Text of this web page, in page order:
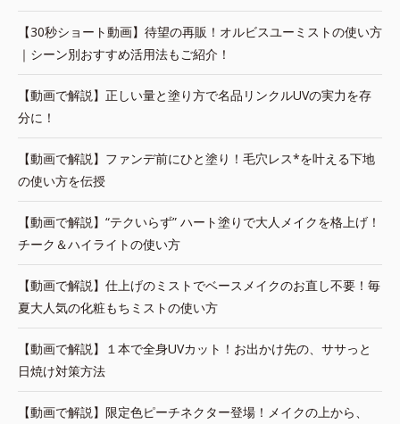
【30秒ショート動画】待望の再販！オルビスユーミストの使い方
｜シーン別おすすめ活用法もご紹介！
【動画で解説】正しい量と塗り方で名品リンクルUVの実力を存
分に！
【動画で解説】ファンデ前にひと塗り！毛穴レス*を叶える下地
の使い方を伝授
【動画で解説】“テクいらず” ハート塗りで大人メイクを格上げ！
チーク＆ハイライトの使い方
【動画で解説】仕上げのミストでベースメイクのお直し不要！毎
夏大人気の化粧もちミストの使い方
【動画で解説】１本で全身UVカット！お出かけ先の、ササっと
日焼け対策方法
【動画で解説】限定色ピーチネクター登場！メイクの上から、